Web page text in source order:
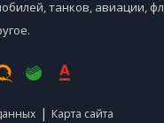
танков, авиации,
| Карта сайта